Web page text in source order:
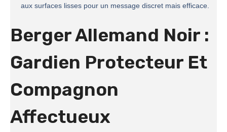
aux surfaces lisses pour un message discret mais efficace.
Berger Allemand Noir :
Gardien Protecteur Et
Compagnon
Affectueux